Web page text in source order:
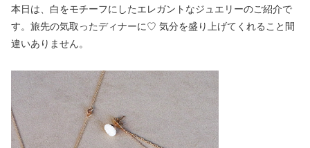
本日は、白をモチーフにしたエレガントなジュエリーのご紹介で
す。旅先の気取ったディナーに♡ 気分を盛り上げてくれること間
違いありません。